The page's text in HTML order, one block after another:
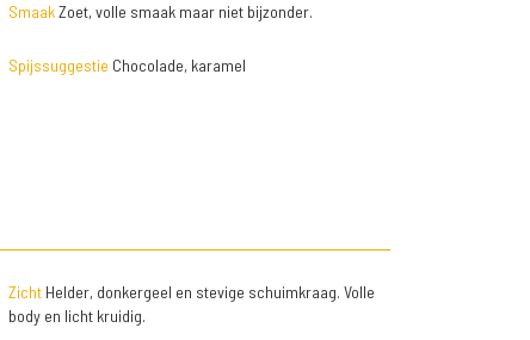
SmaakZoet, volle smaak maar niet bijzonder.
Spijssuggestie Chocolade, karamel
ZichtHelder, donkergeel en stevige schuimkraag. Volle
body en licht kruidig.